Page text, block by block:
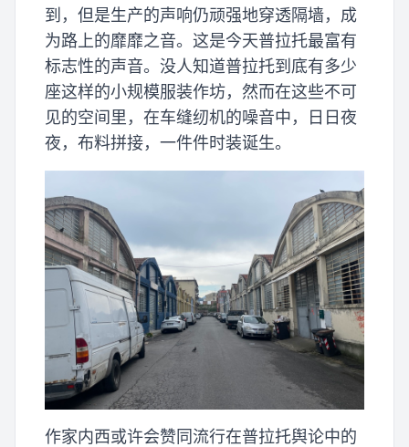
到，但是生产的声响仍顽强地穿透隔墙，成
为路上的靡靡之音。这是今天普拉托最富有
标志性的声音。没人知道普拉托到底有多少
座这样的小规模服装作坊，然而在这些不可
见的空间里，在车缝纫机的噪音中，日日夜
夜，布料拼接，一件件时装诞生。
作家内西或许会赞同流行在普拉托舆论中的